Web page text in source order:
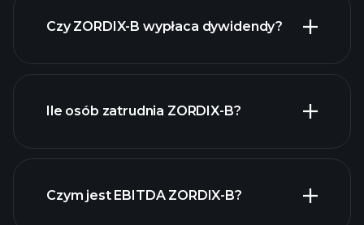
raporty
Czy ZORDIX-B wypłaca dywidendy?
akcji o wysokiej
Ile osób zatrudnia ZORDIX-B?
Czym jest EBITDA ZORDIX-B?